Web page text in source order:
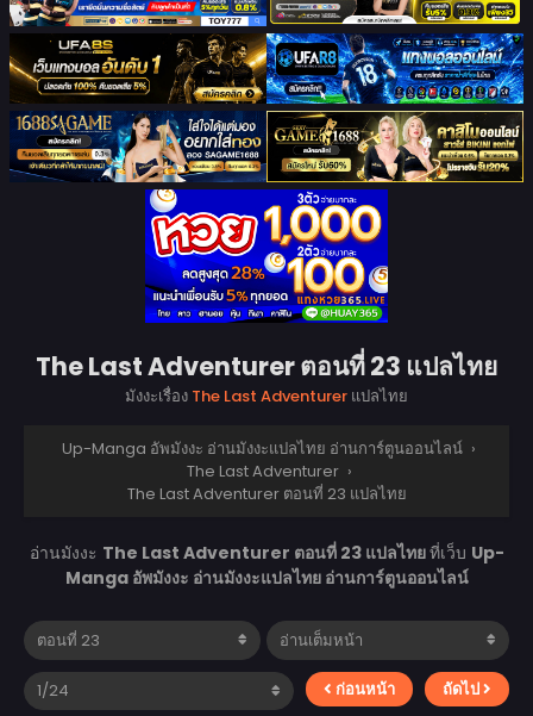
The Last Adventurer ตอนที่ 23 แปลไทย
มังงะเรื่อง The Last Adventurer แปลไทย
Up-Manga อัพมังงะ อ่านมังงะแปลไทย อ่านการ์ตูนออนไลน์ ›
The Last Adventurer ›
The Last Adventurer ตอนที่ 23 แปลไทย
อ่านมังงะ The Last Adventurer ตอนที่ 23 แปลไทยที่เว็บ Up-
Manga อัพมังงะ อ่านมังงะแปลไทย อ่านการ์ตูนออนไลน์
ก่อนหน้า ถัดไป